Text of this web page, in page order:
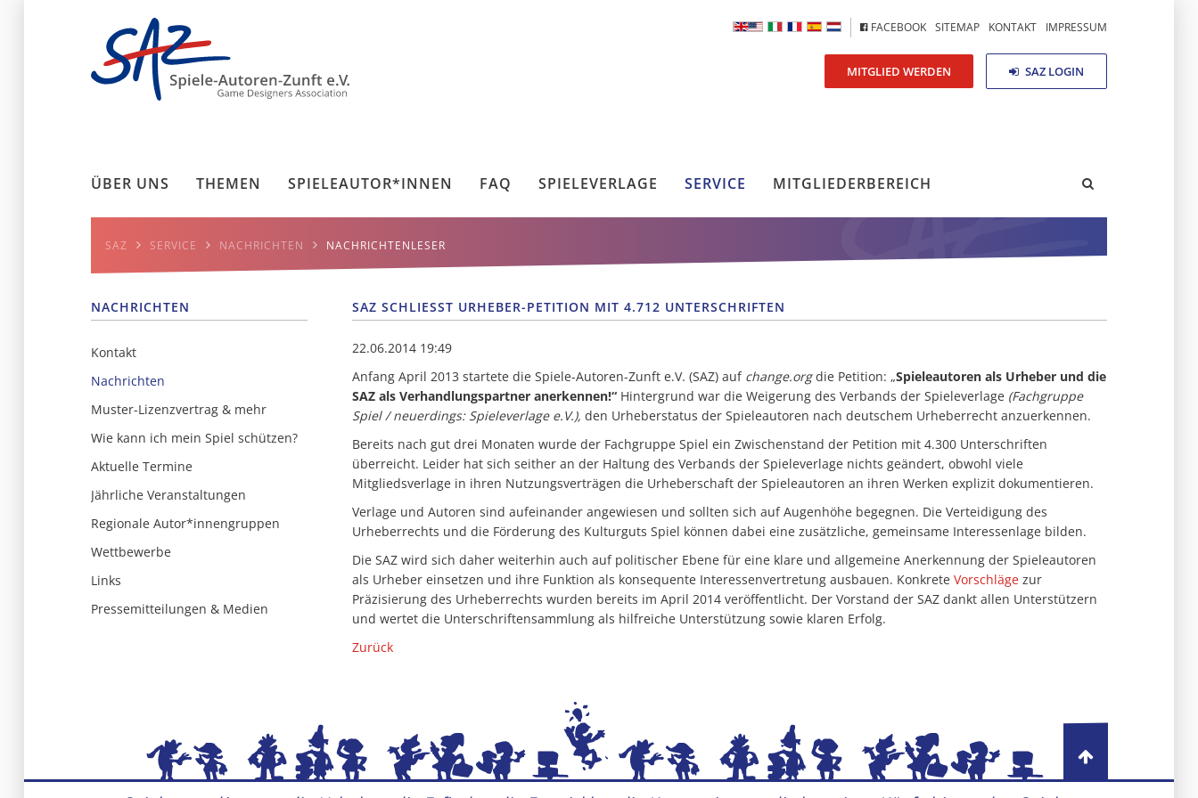
MITGLIED WERDEN SAZ LOGIN
FACEBOOK SITEMAP KONTAKT IMPRESSUM
ÜBER UNS THEMEN SPIELEAUTOR*INNEN FAQ SPIELEVERLAGE SERVICE MITGLIEDERBEREICH
SAZ SERVICE NACHRICHTEN NACHRICHTENLESER
NACHRICHTEN
Kontakt
Nachrichten
Muster-Lizenzvertrag & mehr
Wie kann ich mein Spiel schützen?
Aktuelle Termine
Jährliche Veranstaltungen
Regionale Autor*innengruppen
Wettbewerbe
Links
Pressemitteilungen & Medien
SAZ SCHLIESST URHEBER-PETITION MIT 4.712 UNTERSCHRIFTEN
22.06.2014 19:49
Anfang April 2013 startete die Spiele-Autoren-Zunft e.V. (SAZ) auf change.orgdie Petition: „Spieleautoren als Urheber und die
SAZ als Verhandlungspartner anerkennen!“ Hintergrund war die Weigerung des Verbands der Spieleverlage (Fachgruppe
Spiel / neuerdings: Spieleverlage e.V.), den Urheberstatus der Spieleautoren nach deutschem Urheberrecht anzuerkennen.
Bereits nach gut drei Monaten wurde der Fachgruppe Spiel ein Zwischenstand der Petition mit 4.300 Unterschriften
überreicht. Leider hat sich seither an der Haltung des Verbands der Spieleverlage nichts geändert, obwohl viele
Mitgliedsverlage in ihren Nutzungsverträgen die Urheberschaft der Spieleautoren an ihren Werken explizit dokumentieren.
Verlage und Autoren sind aufeinander angewiesen und sollten sich auf Augenhöhe begegnen. Die Verteidigung des
Urheberrechts und die Förderung des Kulturguts Spiel können dabei eine zusätzliche, gemeinsame Interessenlage bilden.
Die SAZ wird sich daher weiterhin auch auf politischer Ebene für eine klare und allgemeine Anerkennung der Spieleautoren
als Urheber einsetzen und ihre Funktion als konsequente Interessenvertretung ausbauen. Konkrete Vorschlägezur
Präzisierung des Urheberrechts wurden bereits im April 2014 veröffentlicht. Der Vorstand der SAZ dankt allen Unterstützern
und wertet die Unterschriftensammlung als hilfreiche Unterstützung sowie klaren Erfolg.
Zurück